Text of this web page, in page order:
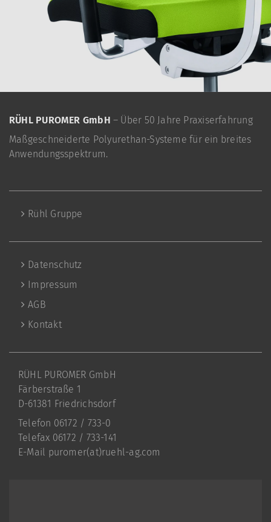
RÜHL PUROMER GmbH – Über 50 Jahre Praxiserfahrung
Maßgeschneiderte Polyurethan-Systeme für ein breites
Anwendungsspektrum.
Rühl Gruppe
Datenschutz
Impressum
AGB
Kontakt
RÜHL PUROMER GmbH
Färberstraße 1
D-61381 Friedrichsdorf
Telefon 06172 / 733-0
Telefax 06172 / 733-141
E-Mail puromer(at)ruehl-ag.com